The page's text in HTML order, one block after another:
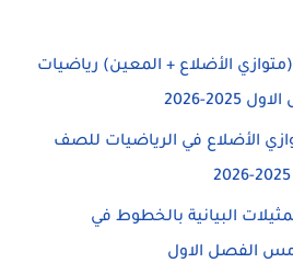
الأضلاع + المعين) رياضيات
2026
الأضلاع في الرياضيات للصف
البيانية بالخطوط في
الفصل الاول